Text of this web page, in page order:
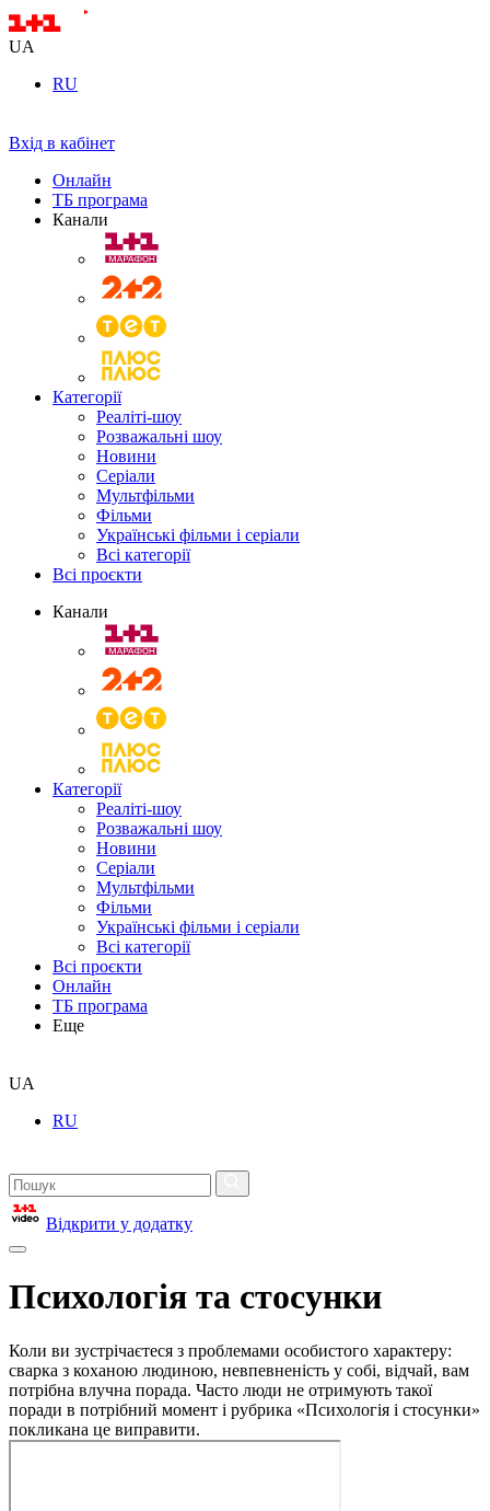
UA
RU
Вхід в кабінет
Онлайн
ТБ програма
Канали
Категорії
Реаліті-шоу
Розважальні шоу
Новини
Серіали
Мультфільми
Фільми
Українські фільми і серіали
Всі категорії
Всі проєкти
Канали
Категорії
Реаліті-шоу
Розважальні шоу
Новини
Серіали
Мультфільми
Фільми
Українські фільми і серіали
Всі категорії
Всі проєкти
Онлайн
ТБ програма
Еще
UA
RU
Відкрити у додатку
Психологія та стосунки
Коли ви зустрічаєтеся з проблемами особистого характеру:
сварка з коханою людиною, невпевненість у собі, відчай, вам
потрібна влучна порада. Часто люди не отримують такої
поради в потрібний момент і рубрика «Психологія і стосунки»
покликана це виправити.